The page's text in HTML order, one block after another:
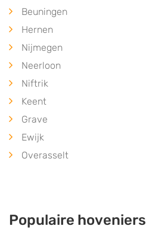
Beuningen
Hernen
Nijmegen
Neerloon
Niftrik
Keent
Grave
Ewijk
Overasselt
Populaire hoveniers